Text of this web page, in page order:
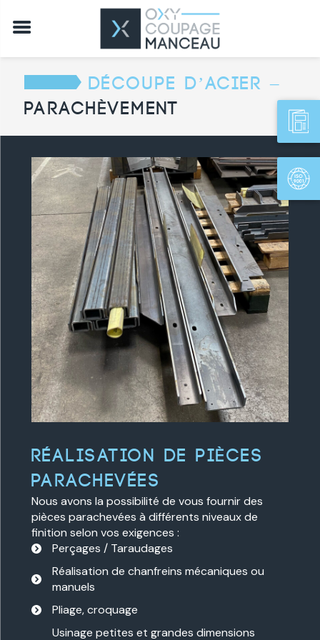
Découpe d’acier –
Parachèvement
Réalisation de pièces
parachevées
Nous avons la possibilité de vous fournir des
pièces parachevées à différents niveaux de
finition selon vos exigences :
Perçages / Taraudages
Réalisation de chanfreins mécaniques ou
manuels
Pliage, croquage
Usinage petites et grandes dimensions